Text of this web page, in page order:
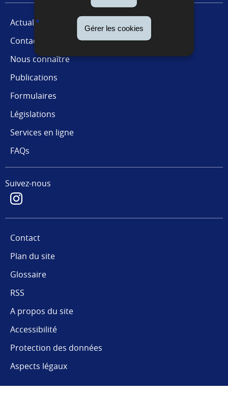
Gérer les cookies
Actualités
Contact presse
Nous connaître
Publications
Formulaires
Législations
Services en ligne
FAQs
Suivez-nous
Contact
Plan du site
Glossaire
RSS
A propos du site
Accessibilité
Protection des données
Aspects légaux